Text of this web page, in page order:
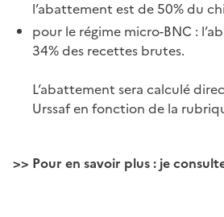
l’abattement est de 50% du
pour le régime micro-BNC :
34% des recettes brutes.
L’abattement sera calculé
Urssaf en fonction de la
>> Pour en savoir plus : je